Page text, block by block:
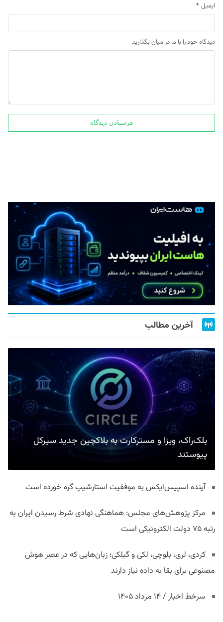
ایمیل *
دیدگاه خود را با ما در میان بگذارید
آخرین مطالب
بلک‌راک، ویزا و مسترکارت به بلاکچین جدید سیرکل
پیوستند
آینده اسپیس‌ایکس به موفقیت استارشیپ گره خورده است
مرکز پژوهش‌های مجلس: هماهنگی نهادی شرط رسیدن ایران به
رتبه ۷۵ دولت الکترونیکی است
کردی، لری، بلوچی، لکی و گیلکی؛ زبان‌هایی که در عصر هوش
مصنوعی برای بقا به داده نیاز دارند
سرخط اخبار / ۱۴ مرداد ۱۴۰۵